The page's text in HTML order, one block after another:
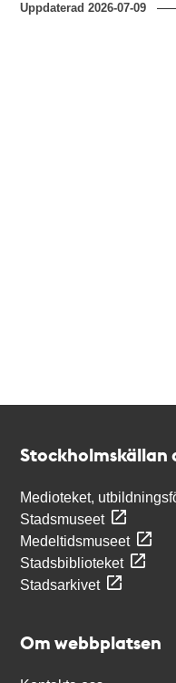
Uppdaterad2026-07-09
Stockholmskällan
Medioteket,
Stadsmuseet
Medeltidsmuseet
Stadsbiblioteket
Stadsarkivet
Om webbplatsen